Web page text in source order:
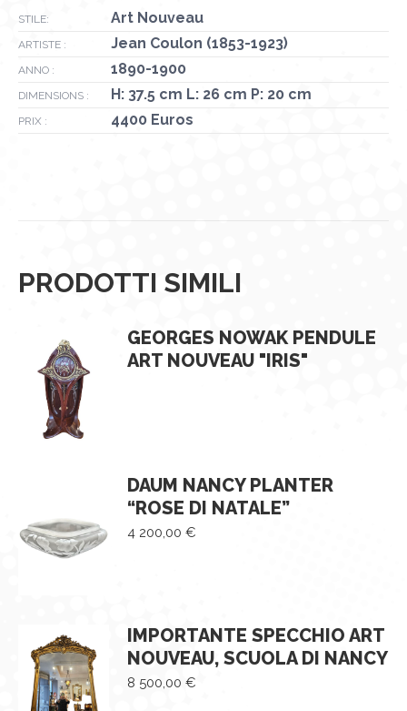
STILE: Art Nouveau
ARTISTE : Jean Coulon (1853-1923)
ANNO : 1890-1900
DIMENSIONS : H: 37.5 cm L: 26 cm P: 20 cm
PRIX : 4400 Euros
PRODOTTI SIMILI
GEORGES NOWAK PENDULE
ART NOUVEAU "IRIS"
DAUM NANCY PLANTER
“ROSE DI NATALE”
4 200,00 €
IMPORTANTE SPECCHIO ART
NOUVEAU, SCUOLA DI NANCY
8 500,00 €